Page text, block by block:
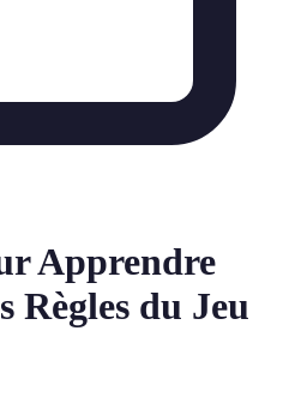
Apprendre
Règles du Jeu